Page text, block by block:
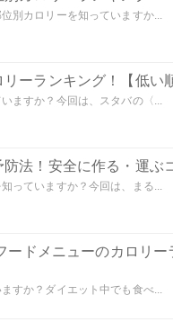
別カロリーを知っていますか...
ーランキング！【低い
ますか？今回は、スタバの〈...
法！安全に作る・運ぶ
っていますか？今回は、まる...
ードメニューのカロリ
すか？ダイエット中でも食べ...